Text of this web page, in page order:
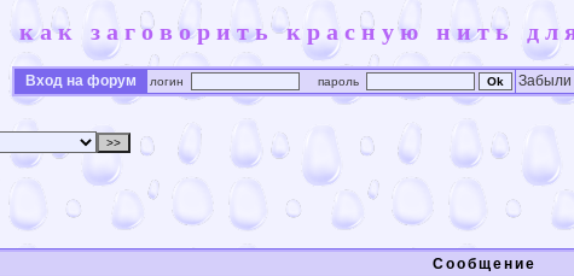
как заговорить красную нить
Вход на форум логин пароль Забыли
Сообщение